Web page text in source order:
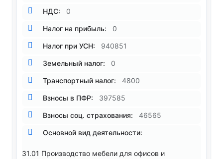
НДС: 0
Налог на прибыль: 0
Налог при УСН: 940851
Земельный налог: 0
Транспортный налог: 4800
Взносы в ПФР: 397585
Взносы соц. страхования: 46565
Основной вид деятельности:
31.01 Производство мебели для офисов и